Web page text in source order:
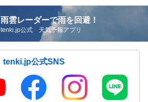
雨雲レーダーで雨を回避！
tenki.jp公式 天気予報アプリ
tenki.jp公式SNS